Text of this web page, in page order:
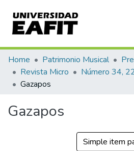
Communities & Collections
All of DSpace
Home Patrimonio Musical
Revista Micro
Gazapos
Gazapos
Simple item